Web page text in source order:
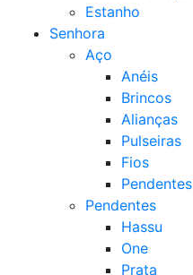
Estanho
Senhora
Aço
Anéis
Brincos
Alianças
Pulseiras
Fios
Pendentes
Pendentes
Hassu
One
Prata